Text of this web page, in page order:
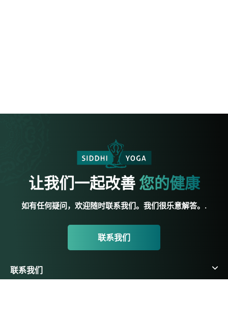
让我们一起改善 您的健康
如有任何疑问，欢迎随时联系我们。我们很乐意解答。.
联系我们
联系我们